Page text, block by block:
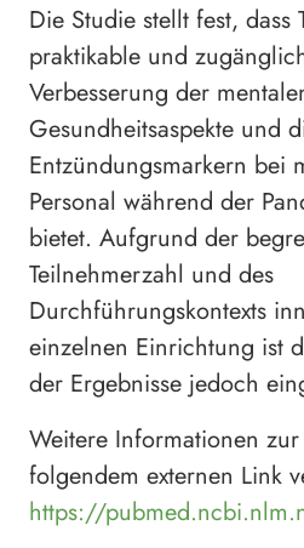
Die Studie stellt fest, dass
praktikable und
Verbesserung der
Gesundheitsaspekte und
Entzündungsmarkern bei
Personal während der
bietet. Aufgrund der
Teilnehmerzahl und des
Durchführungskontexts
einzelnen Einrichtung ist
der Ergebnisse jedoch
Weitere Informationen
folgendem externen Link
https://